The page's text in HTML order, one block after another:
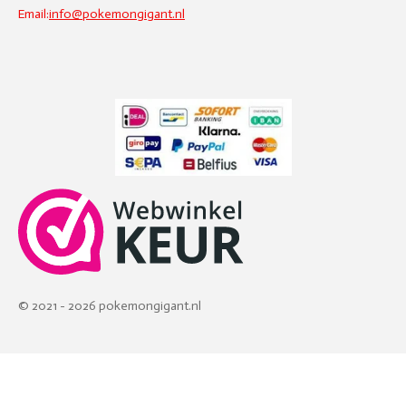
Email:info@pokemongigant.nl
© 2021 - 2026 pokemongigant.nl